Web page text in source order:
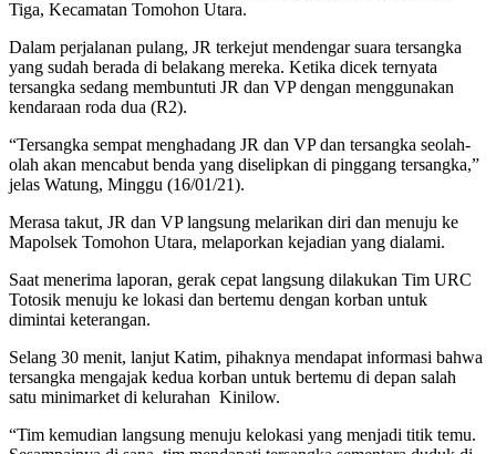
Tiga, Kecamatan Tomohon Utara.
Dalam perjalanan pulang, JR terkejut mendengar suara tersangka
yang sudah berada di belakang mereka. Ketika dicek ternyata
tersangka sedang membuntuti JR dan VP dengan menggunakan
kendaraan roda dua (R2).
“Tersangka sempat menghadang JR dan VP dan tersangka seolah-
olah akan mencabut benda yang diselipkan di pinggang tersangka,”
jelas Watung, Minggu (16/01/21).
Merasa takut, JR dan VP langsung melarikan diri dan menuju ke
Mapolsek Tomohon Utara, melaporkan kejadian yang dialami.
Saat menerima laporan, gerak cepat langsung dilakukan Tim URC
Totosik menuju ke lokasi dan bertemu dengan korban untuk
dimintai keterangan.
Selang 30 menit, lanjut Katim, pihaknya mendapat informasi bahwa
tersangka mengajak kedua korban untuk bertemu di depan salah
satu minimarket di kelurahan Kinilow.
“Tim kemudian langsung menuju kelokasi yang menjadi titik temu.